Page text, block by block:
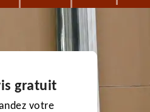
gratuit
votre